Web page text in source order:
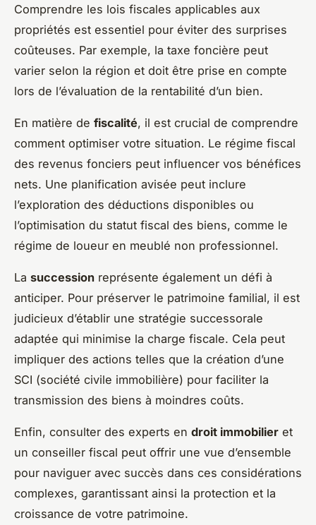
Comprendre les lois fiscales applicables aux
propriétés est essentiel pour éviter des surprises
coûteuses. Par exemple, la taxe foncière peut
varier selon la région et doit être prise en compte
lors de l’évaluation de la rentabilité d’un bien.
En matière de fiscalité, il est crucial de comprendre
comment optimiser votre situation. Le régime fiscal
des revenus fonciers peut influencer vos bénéfices
nets. Une planification avisée peut inclure
l’exploration des déductions disponibles ou
l’optimisation du statut fiscal des biens, comme le
régime de loueur en meublé non professionnel.
La succession représente également un défi à
anticiper. Pour préserver le patrimoine familial, il est
judicieux d’établir une stratégie successorale
adaptée qui minimise la charge fiscale. Cela peut
impliquer des actions telles que la création d’une
SCI (société civile immobilière) pour faciliter la
transmission des biens à moindres coûts.
Enfin, consulter des experts en droit immobilier et
un conseiller fiscal peut offrir une vue d’ensemble
pour naviguer avec succès dans ces considérations
complexes, garantissant ainsi la protection et la
croissance de votre patrimoine.